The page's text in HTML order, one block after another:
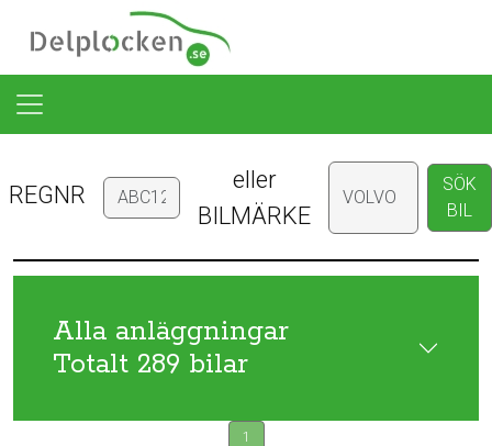
REGNR
eller
BILMÄRKE
SÖK
BIL
Alla anläggningar
Totalt 289 bilar
1